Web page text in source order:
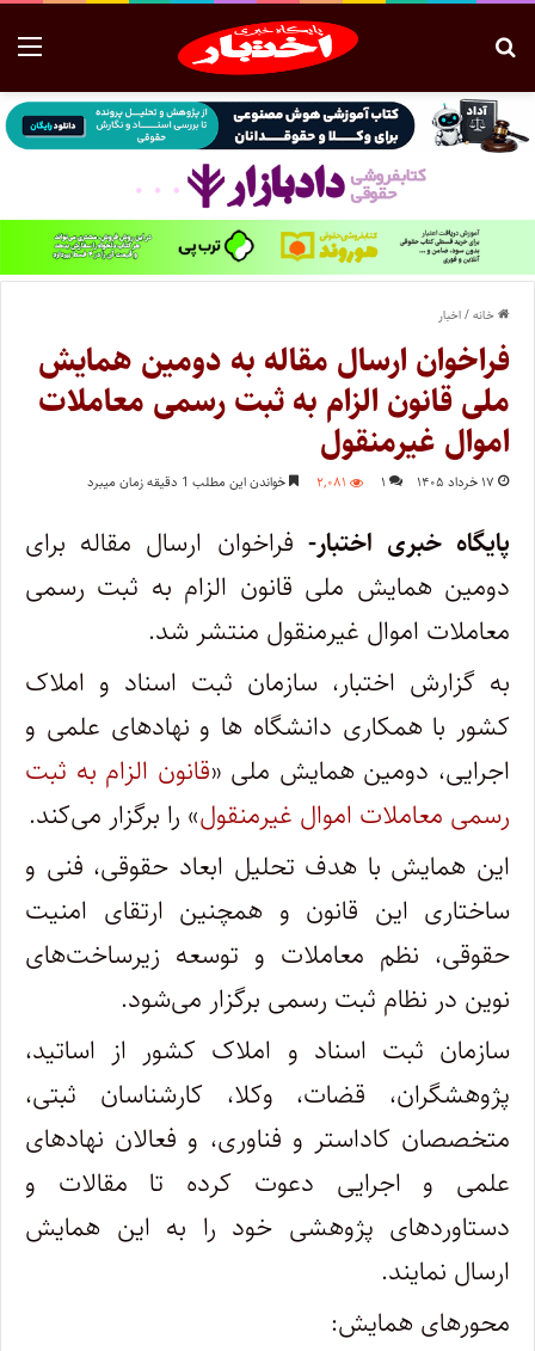
خانه/اخبار
فراخوان ارسال مقاله به دومین همایش
ملی قانون الزام به ثبت رسمی معاملات
اموال غیرمنقول
۱۷ خرداد ۱۴۰۵ ۱ ۲,۰۸۱ خواندن این مطلب 1 دقیقه زمان میبرد
پایگاه خبری اختبار- فراخوان ارسال مقاله برای
دومین همایش ملی قانون الزام به ثبت رسمی
معاملات اموال غیرمنقول منتشر شد.
به گزارش اختبار، سازمان ثبت اسناد و املاک
کشور با همکاری دانشگاه ها و نهادهای علمی و
اجرایی، دومین همایش ملی «قانون الزام به ثبت
رسمی معاملات اموال غیرمنقول» را برگزار می‌کند.
این همایش با هدف تحلیل ابعاد حقوقی، فنی و
ساختاری این قانون و همچنین ارتقای امنیت
حقوقی، نظم معاملات و توسعه زیرساخت‌های
نوین در نظام ثبت رسمی برگزار می‌شود.
سازمان ثبت اسناد و املاک کشور از اساتید،
پژوهشگران، قضات، وکلا، کارشناسان ثبتی،
متخصصان کاداستر و فناوری، و فعالان نهادهای
علمی و اجرایی دعوت کرده تا مقالات و
دستاوردهای پژوهشی خود را به این همایش
ارسال نمایند.
محورهای همایش: